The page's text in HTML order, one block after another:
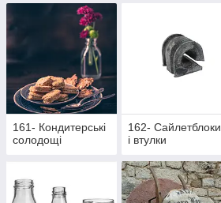
161- Кондитерські
солодощі
162- Cайлетблоки
і втулки